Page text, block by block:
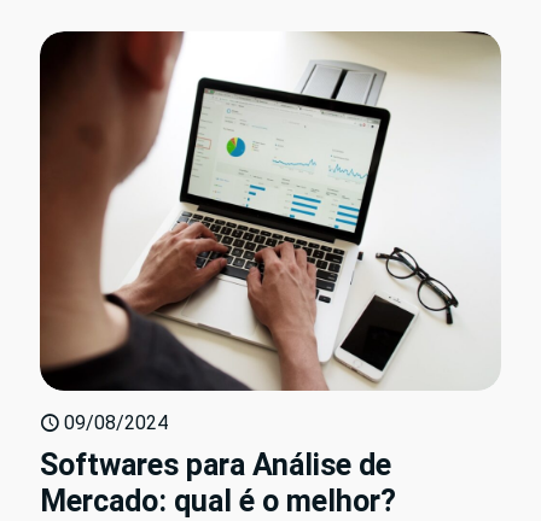
09/08/2024
Softwares para Análise de
Mercado: qual é o melhor?